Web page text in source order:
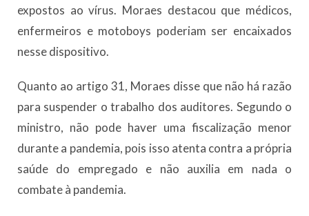
expostos ao vírus. Moraes destacou que médicos,
enfermeiros e motoboys poderiam ser encaixados
nesse dispositivo.
Quanto ao artigo 31, Moraes disse que não há razão
para suspender o trabalho dos auditores. Segundo o
ministro, não pode haver uma fiscalização menor
durante a pandemia, pois isso atenta contra a própria
saúde do empregado e não auxilia em nada o
combate à pandemia.